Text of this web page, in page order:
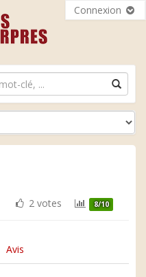
Connexion
2 votes 8/10
Avis